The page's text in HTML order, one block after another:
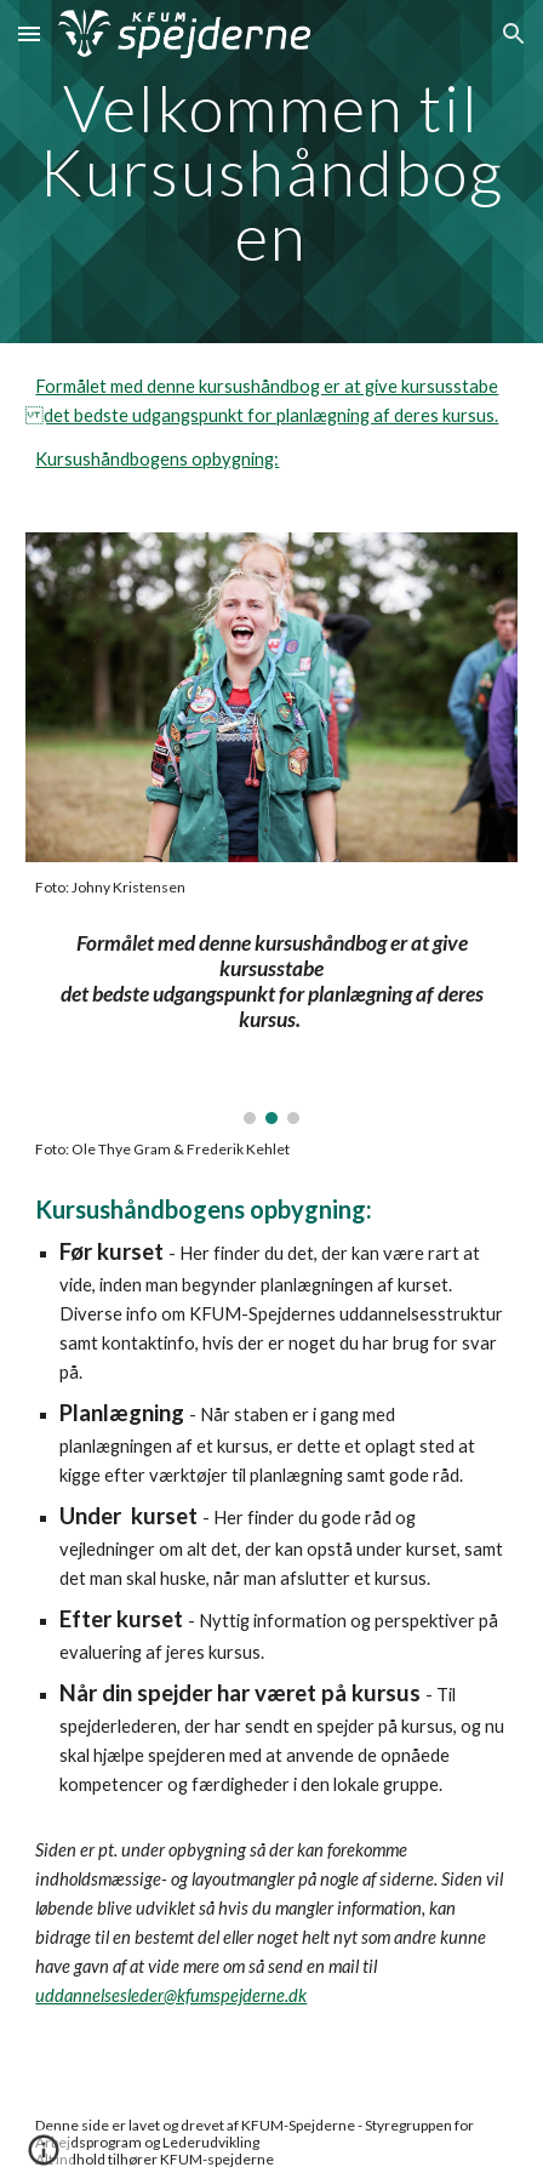
Skip to main content Skip to navigation
Velkommen til
Kursushåndbog
en
Formålet med denne kursushåndbog er at give kursusstabe
det bedste udgangspunkt for planlægning af deres kursus.
Kursushåndbogens opbygning:
Foto: Johny Kristensen
Formålet med denne kursushåndbog er at give
kursusstabe
det bedste udgangspunkt for planlægning af deres
kursus.
Foto: Ole Thye Gram & Frederik Kehlet
Kursushåndbogens opbygning:
Før kurset - Her finder du det, der kan være rart at
vide, inden man begynder planlægningen af kurset.
Diverse info om KFUM-Spejdernes uddannelsesstruktur
samt kontaktinfo, hvis der er noget du har brug for svar
på.
Planlægning - Når staben er i gang med
planlægningen af et kursus, er dette et oplagt sted at
kigge efter værktøjer til planlægning samt gode råd.
Under kurset - Her finder du gode råd og
vejledninger om alt det, der kan opstå under kurset, samt
det man skal huske, når man afslutter et kursus.
Efter kurset - Nyttig information og perspektiver på
evaluering af jeres kursus.
Når din spejder har været på kursus - Til
spejderlederen, der har sendt en spejder på kursus, og nu
skal hjælpe spejderen med at anvende de opnåede
kompetencer og færdigheder i den lokale gruppe.
Siden er pt. under opbygning så der kan forekomme
indholdsmæssige- og layoutmangler på nogle af siderne. Siden vil
løbende blive udviklet så hvis du mangler information, kan
bidrage til en bestemt del eller noget helt nyt som andre kunne
have gavn af at vide mere om så send en mail til
uddannelsesleder@kfumspejderne.dk
Denne side er lavet og drevet af KFUM-Spejderne - Styregruppen for
Arbejdsprogram og Lederudvikling
Alt indhold tilhører KFUM-spejderne